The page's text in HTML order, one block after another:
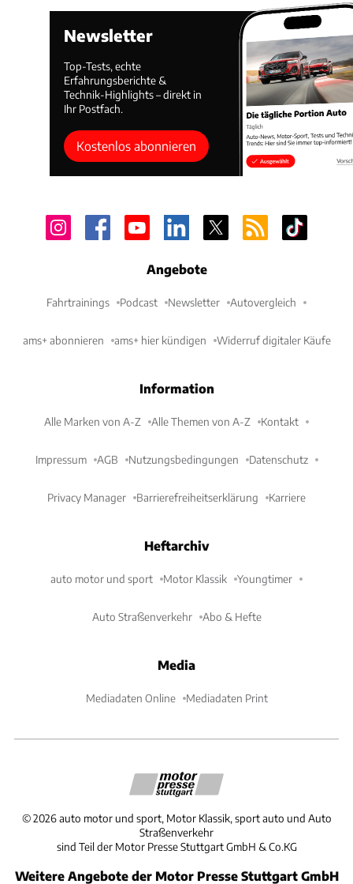
Newsletter
Top-Tests, echte
Erfahrungsberichte &
Technik-Highlights – direkt in
Ihr Postfach.
Kostenlos abonnieren
Angebote
Fahrtrainings Podcast Newsletter Autovergleich
ams+ abonnieren ams+ hier kündigen Widerruf digitaler Käufe
Information
Alle Marken von A-Z Alle Themen von A-Z Kontakt
Impressum AGB Nutzungsbedingungen Datenschutz
Privacy Manager Barrierefreiheitserklärung Karriere
Heftarchiv
auto motor und sport Motor Klassik Youngtimer
Auto Straßenverkehr Abo & Hefte
Media
Mediadaten Online Mediadaten Print
©2026 auto motor und sport, Motor Klassik, sport auto und Auto
Straßenverkehr
sind Teil der Motor Presse Stuttgart GmbH & Co.KG
Weitere Angebote der Motor Presse Stuttgart GmbH